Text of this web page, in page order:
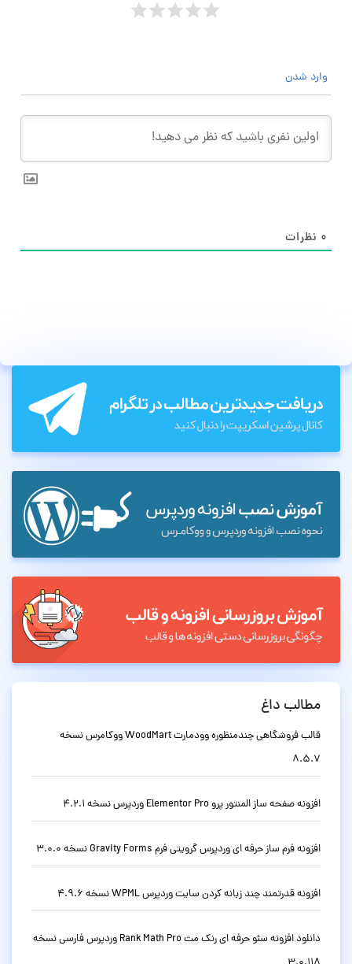
وارد شدن
۰ نظرات
مطالب داغ
قالب فروشگاهی چندمنظوره وودمارت WoodMart ووکامرس نسخه
8.5.7
افزونه صفحه ساز المنتور پرو Elementor Pro وردپرس نسخه 4.2.1
افزونه فرم ساز حرفه ای وردپرس گرویتی فرم Gravity Forms نسخه 3.0.0
افزونه قدرتمند چند زبانه کردن سایت وردپرس WPML نسخه 4.9.6
دانلود افزونه سئو حرفه ای رنک مث Rank Math Pro وردپرس فارسی نسخه